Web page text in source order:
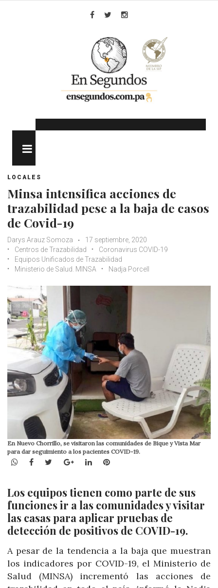
LOCALES
Minsa intensifica acciones de
trazabilidad pese a la baja de casos
de Covid-19
Darys Arauz Somoza
17 septiembre, 2020
Centros de Trazabilidad
Coronavirus COVID-19
Equipos Unificados de Trazabilidad
Ministerio de Salud. MINSA
Nadja Porcell
En Nuevo Chorrillo, se visitaron las comunidades de Bique y Vista Mar
para dar seguimiento a los pacientes COVID-19.
WhatsApp
Facebook
TwitterGoogle+LinkedInPinterest
Los equipos tienen como parte de sus
funciones ir a las comunidades y visitar
las casas para aplicar pruebas de
detección de positivos de COVID-19.
A pesar de la tendencia a la baja que muestran
los indicadores por COVID-19, el Ministerio de
Salud (MINSA) incrementó las acciones de